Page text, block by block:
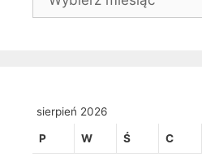
sierpień 2026
P W Ś C